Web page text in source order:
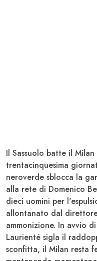
Il Sassuolo batte il Milan
trentacinquesima
neroverde sblocca la
alla rete di Domenico
dieci uomini per
allontanato dal
ammonizione. In avvio
Laurienté sigla il
sconfitta, il Milan resta